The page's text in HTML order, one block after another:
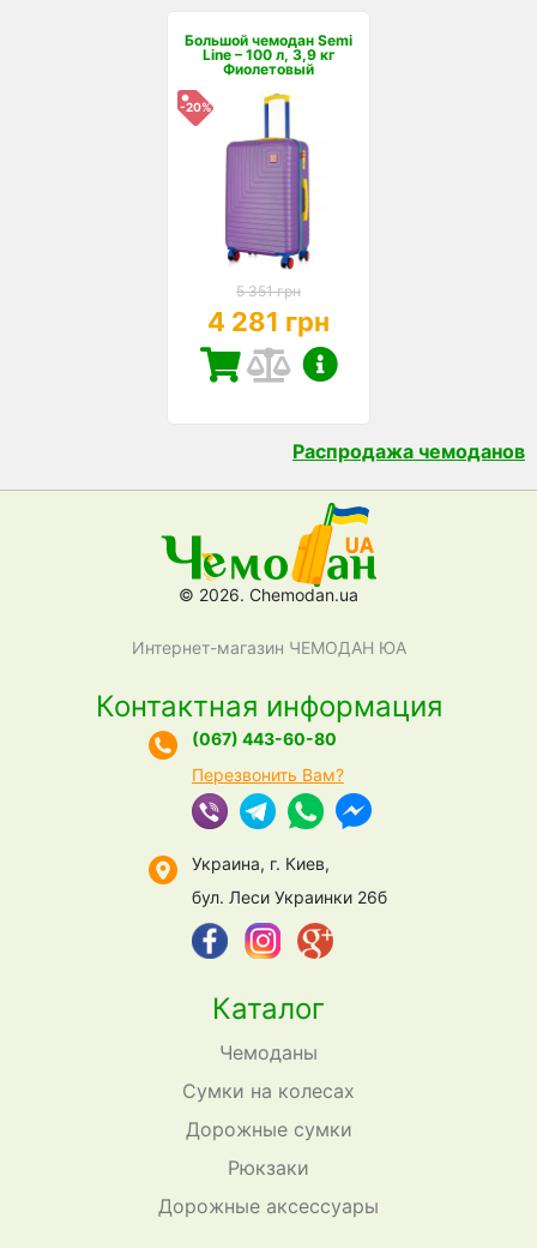
Большой чемодан Semi
Line – 100 л, 3,9 кг
Фиолетовый
-20%
5 351 грн
4 281 грн
Распродажа чемоданов
© 2026. Chemodan.ua
Интернет-магазин ЧЕМОДАН ЮА
Каталог
Чемоданы
Сумки на колесах
Дорожные сумки
Рюкзаки
Дорожные аксессуары
Контактная информация
(067) 443-60-80
Перезвонить Вам?
Украина, г. Киев,
бул. Леси Украинки 26б